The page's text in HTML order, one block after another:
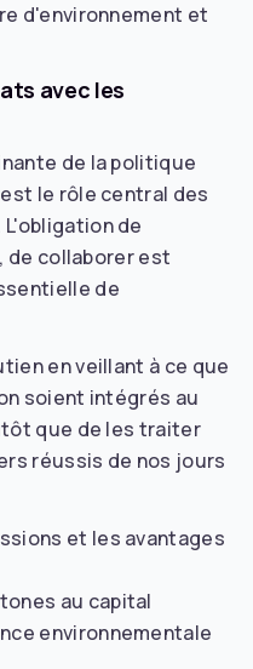
d'environnement et
avec les
de la politique
le rôle central des
de
de collaborer est
de
en veillant à ce que
soient intégrés au
que de les traiter
réussis de nos jours
et les avantages
au capital
environnementale